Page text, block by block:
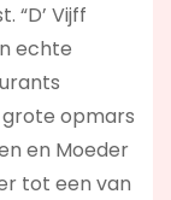
“D’ Vijff
echte
opmars
en Moeder
tot een van